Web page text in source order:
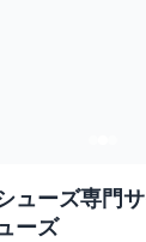
ューズ専門
ーズ